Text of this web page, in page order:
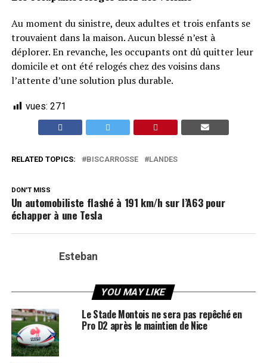
Au moment du sinistre, deux adultes et trois enfants se
trouvaient dans la maison. Aucun blessé n’est à
déplorer. En revanche, les occupants ont dû quitter leur
domicile et ont été relogés chez des voisins dans
l’attente d’une solution plus durable.
vues: 271
RELATED TOPICS: BISCARROSSE LANDES
DON'T MISS
Un automobiliste flashé à 191 km/h sur l’A63 pour
échapper à une Tesla
Esteban
YOU MAY LIKE
Le Stade Montois ne sera pas repêché en
Pro D2 après le maintien de Nice